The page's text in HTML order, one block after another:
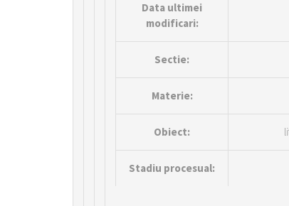
Data ultimei
modificari:
Sectie:
Materie:
Obiect:
Stadiu procesual: